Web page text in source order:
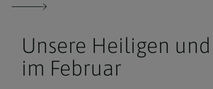
Unsere Heiligen
im Februar